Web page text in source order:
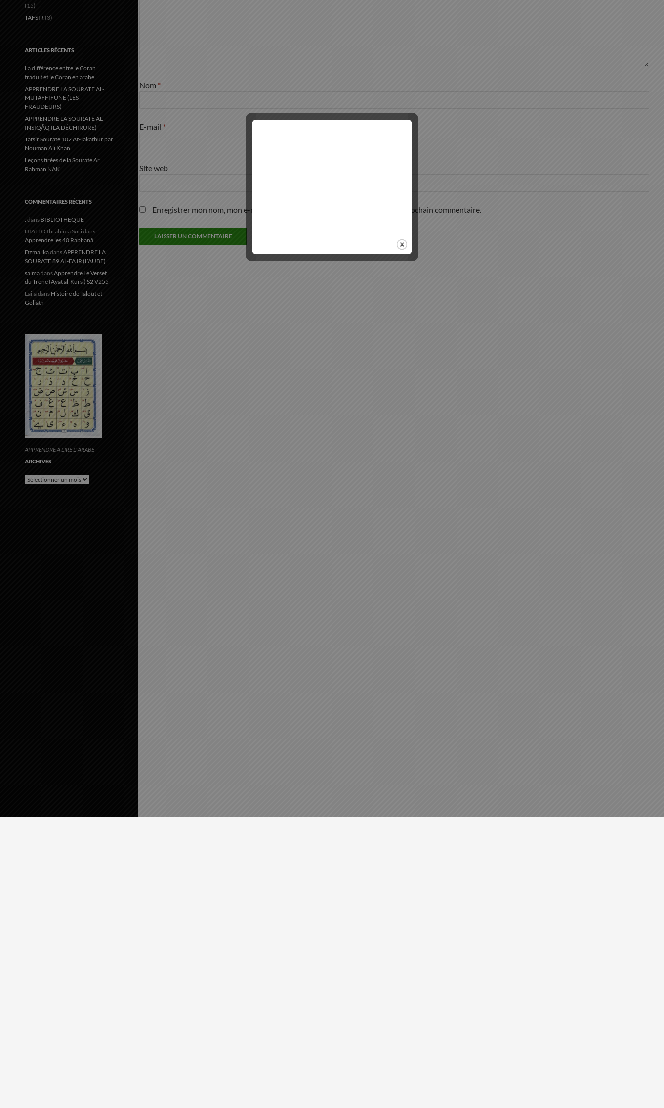
Nom *
E-mail *
Site web
Enregistrer mon nom, mon e-mail et mon site dans le navigateur pour mon prochain commentaire.
(15)
TAFSIR (3)
ARTICLES RÉCENTS
La différence entre le Coran
traduit et le Coran en arabe
APPRENDRE LA SOURATE AL-
MUTAFFIFUNE (LES
FRAUDEURS)
APPRENDRE LA SOURATE AL-
INŠIQĀQ (LA DÉCHIRURE)
Tafsir Sourate 102 At-Takathur par
Nouman Ali Khan
Leçons tirées de la Sourate Ar
Rahman NAK
COMMENTAIRES RÉCENTS
dans BIBLIOTHEQUE
DIALLO Ibrahima Sori dans
Apprendre les 40 Rabbanâ
DzmalikadansAPPRENDRE LA
SOURATE 89 AL-FAJR (L’AUBE)
salmadansApprendre Le Verset
du Trone (Ayat al-Kursi) S2 V255
Lailadans Histoire de Taloût et
Goliath
APPRENDRE A LIRE L' ARABE
ARCHIVES
Archives